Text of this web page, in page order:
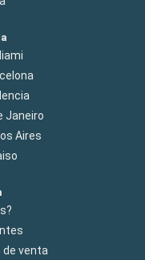
Janeiro
Aires
de venta